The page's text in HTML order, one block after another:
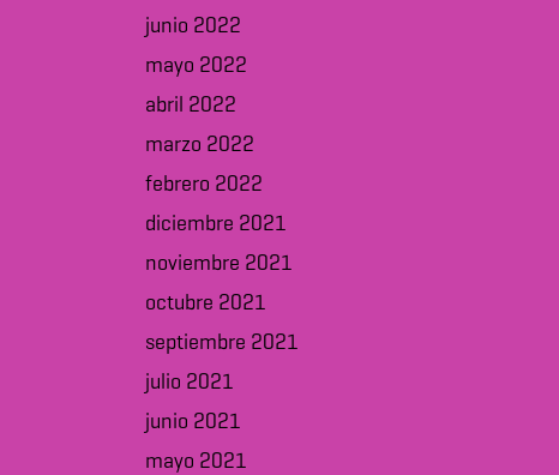
junio 2022
mayo 2022
abril 2022
marzo 2022
febrero 2022
diciembre 2021
noviembre 2021
octubre 2021
septiembre 2021
julio 2021
junio 2021
mayo 2021